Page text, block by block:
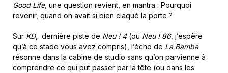
Good Life, une question revient, en mantra : Pourquoi
revenir, quand on avait si bien claqué la porte ?
Sur KD, dernière piste de Neu ! 4(ou Neu ! 86, j’espère
qu’à ce stade vous avez compris), l’écho de La Bamba
résonne dans la cabine de studio sans qu’on parvienne à
comprendre ce qui put passer par la tête (ou dans les